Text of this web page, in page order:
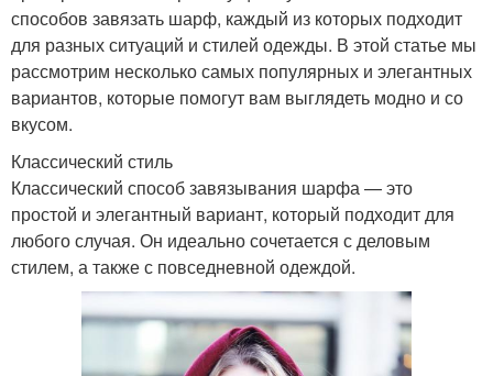
способов завязать шарф, каждый из которых подходит
для разных ситуаций и стилей одежды. В этой статье мы
рассмотрим несколько самых популярных и элегантных
вариантов, которые помогут вам выглядеть модно и со
вкусом.
Классический стиль
Классический способ завязывания шарфа — это
простой и элегантный вариант, который подходит для
любого случая. Он идеально сочетается с деловым
стилем, а также с повседневной одеждой.